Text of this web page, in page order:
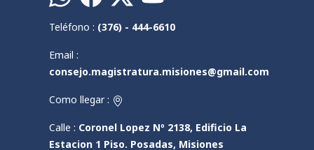
Teléfono : (376) - 444-6610
Email :
consejo.magistratura.misiones@gmail.com
Como llegar :
Calle : Coronel Lopez Nº 2138, Edificio La
Estacion 1 Piso. Posadas, Misiones